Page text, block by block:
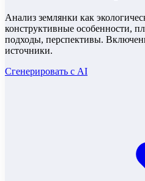
Анализ землянки как
конструктивные особенности,
подходы, перспективы.
источники.
Сгенерировать с AI